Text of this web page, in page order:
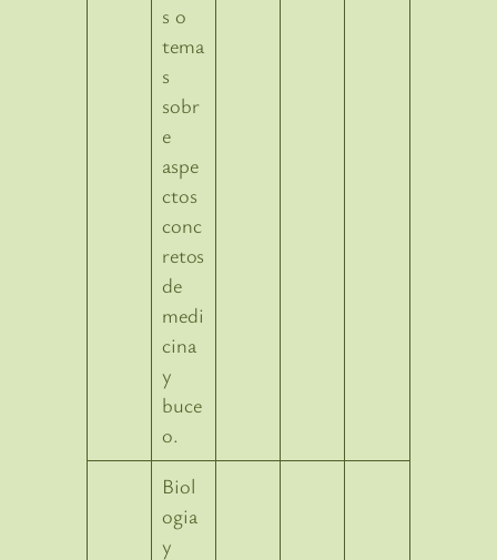
s o
tema
s
sobr
e
aspe
ctos
conc
retos
de
medi
cina
y
buce
o.
Biol
ogia
y